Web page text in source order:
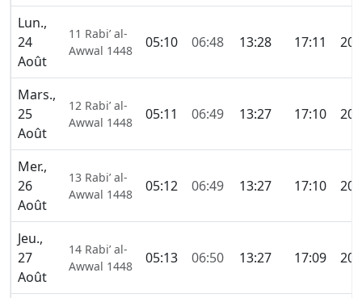
Lun.,
24
Août
11 Rabi’ al-
Awwal 1448
05:10 06:48 13:28 17:11
Mars.,
25
Août
12 Rabi’ al-
Awwal 1448
05:11 06:49 13:27 17:10
Mer.,
26
Août
13 Rabi’ al-
Awwal 1448
05:12 06:49 13:27 17:10
Jeu.,
27
Août
14 Rabi’ al-
Awwal 1448
05:13 06:50 13:27 17:09